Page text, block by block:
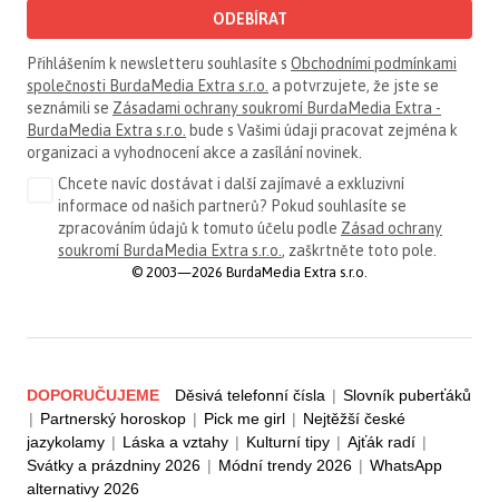
ODEBÍRAT
Přihlášením k newsletteru souhlasíte s Obchodními podmínkami
společnosti BurdaMedia Extra s.r.o. a potvrzujete, že jste se
seznámili se Zásadami ochrany soukromí BurdaMedia Extra -
BurdaMedia Extra s.r.o. bude s Vašimi údaji pracovat zejména k
organizaci a vyhodnocení akce a zasílání novinek.
Chcete navíc dostávat i další zajímavé a exkluzivní
informace od našich partnerů? Pokud souhlasíte se
zpracováním údajů k tomuto účelu podle Zásad ochrany
soukromí BurdaMedia Extra s.r.o. , zaškrtněte toto pole.
© 2003—2026 BurdaMedia Extra s.r.o.
DOPORUČUJEME Děsivá telefonní čísla | Slovník puberťáků
| Partnerský horoskop | Pick me girl | Nejtěžší české
jazykolamy | Láska a vztahy | Kulturní tipy | Ajťák radí |
Svátky a prázdniny 2026 | Módní trendy 2026 | WhatsApp
alternativy 2026